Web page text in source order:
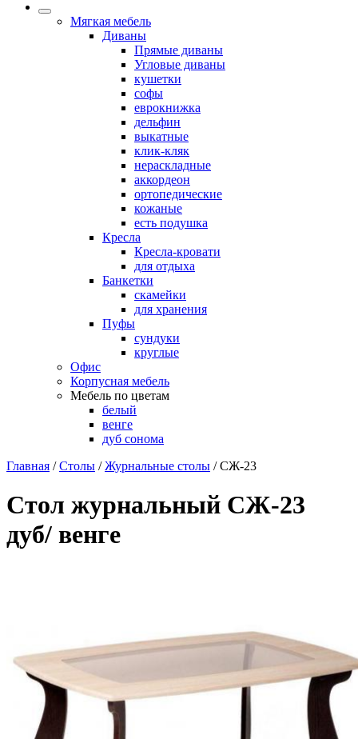
Мягкая мебель
Диваны
Прямые диваны
Угловые диваны
кушетки
софы
еврокнижка
дельфин
выкатные
клик-кляк
нераскладные
аккордеон
ортопедические
кожаные
есть подушка
Кресла
Кресла-кровати
для отдыха
Банкетки
скамейки
для хранения
Пуфы
сундуки
круглые
Офис
Корпусная мебель
Мебель по цветам
белый
венге
дуб сонома
Главная / Столы / Журнальные столы / СЖ-23
Стол журнальный СЖ-23
дуб/ венге